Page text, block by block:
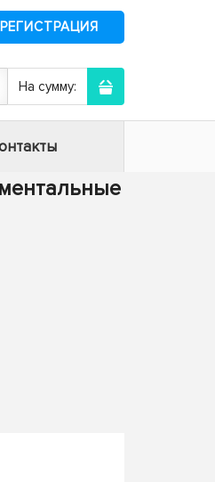
РЕГИСТРАЦИЯ
На сумму: